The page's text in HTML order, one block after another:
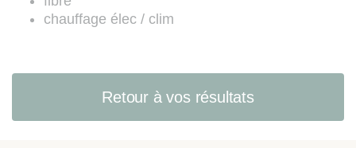
chauffage élec / clim
Retour à vos résultats